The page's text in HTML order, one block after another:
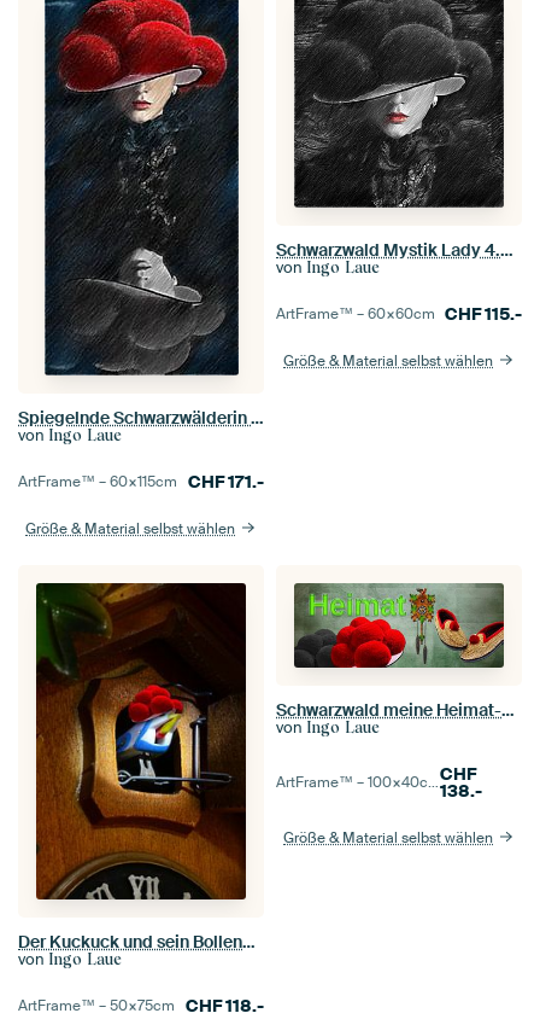
Spiegelnde Schwarzwälderin 1.0 ART
von Ingo Laue
ArtFrame™ –60×115cm CHF171.-
Größe & Material selbst wählen
Schwarzwald Mystik Lady 4.0 ART
von Ingo Laue
ArtFrame™ –60×60cm CHF115.-
Größe & Material selbst wählen
Der Kuckuck und sein Bollenhut 2.0
von Ingo Laue
ArtFrame™ –50×75cm CHF118.-
Schwarzwald meine Heimat-Panorama
von Ingo Laue
ArtFrame™ –100×40cm CHF
138.-
Größe & Material selbst wählen